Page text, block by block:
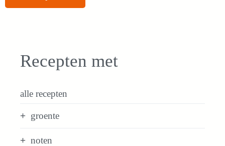
Recepten met
alle recepten
groente
noten